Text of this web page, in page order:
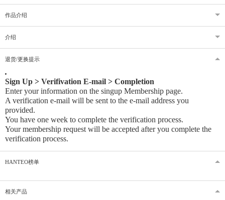
作品介绍
介绍
退货/更换提示
Sign Up > Verifivation E-mail > Completion
Enter your information on the singup Membership page.
A verification e-mail will be sent to the e-mail address you
provided.
You have one week to complete the verification process.
Your membership request will be accepted after you complete the
verification process.
HANTEO榜单
相关产品